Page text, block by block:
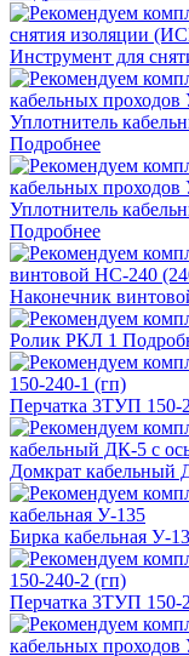
Инструмент для
Уплотнитель
Подробнее
Уплотнитель
Подробнее
Наконечник
Ролик РКЛ 1
Перчатка 3ТУП 150-
Домкрат кабельный
Бирка кабельная У-
Перчатка 3ТУП 150-